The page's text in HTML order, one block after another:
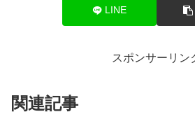
LINE
スポンサーリン
関連記事